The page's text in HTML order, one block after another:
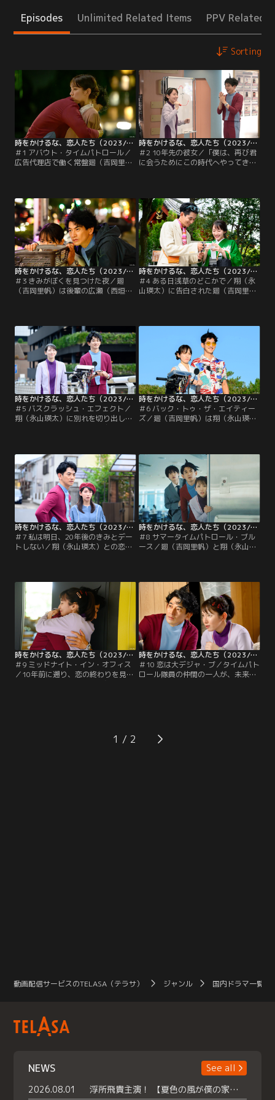
Episodes Unlimited Related Items PPV Related
Sorting
時をかけるな、恋人たち（2023/10/10放送分）第01話
＃1 アバウト・タイムパトロール／
広告代理店で働く常盤廻（吉岡里
いていた後輩・広瀬航（西垣匠）に
も思いを告げられず、ヤケ酒で
涙…。そんな廻が、未来からやって
きたタイムパトロール隊員・井浦翔
（永山瑛太）と出会い、特命を受け
て一緒に…。
時をかけるな、恋人たち（2023/10/17放送分）第02話
＃2 10年先の彼女／「僕は、再び君
に会うためにこの時代へやってき
ため廻の記憶を消したことを打ち明
ける。感極まる翔だったが、まった
く身に覚えがない廻はそんな翔を軽
くあしらう。一方で、次の違法トラ
ベラーが発見される。
時をかけるな、恋人たち（2023/10/24放送分）第03話
＃3 きみがぼくを見つけた夜／廻
（吉岡里帆）は後輩の広瀬（西垣
気持ちを聞かなかったことにする。
すると翌日、偶然初恋相手の諸星
（ニシダ・ラランド）と再会した
廻。諸星も廻が初恋だったといい、
食事に誘われた廻は急なモテ期に戸
惑う。
時をかけるな、恋人たち（2023/10/31放送分）第04話
＃4 ある日浅草のどこかで／翔（永
山瑛太）に告白された廻（吉岡里
いる自分に気づく。そんななか、池
浦トシ（田村健太郎）という長期滞
在の違法タイムトラベラーが発見さ
れる。令和で注目度急上昇中のお笑
いコンビを…。
時をかけるな、恋人たち（2023/11/07放送分）第05話
＃5 バスクラッシュ・エフェクト／
翔（永山瑛太）に別れを切り出した
廻（吉岡里帆）のもとに、広瀬（西
になれない。一方、翔も2人で生き
ていく方法を模索するが、廻は翔の
言葉に耳を貸そうとしない。パトロ
ール基地には30年後からやってきた
初老の男性・矢野健也（今野浩喜）
が連行されてくる。
時をかけるな、恋人たち（2023/11/14放送分）第06話
＃6 バック・トゥ・ザ・エイティー
ズ／廻（吉岡里帆）は翔（永山瑛
2人は80年代を満喫して大はしゃ
ぎ。するとそこへ、天野（伊藤万理
華）が怒鳴り込んできて2023年に帰
ろうと促す。探していた答えを見つ
けられないまま帰るわけにはいかな
い2人が…。
時をかけるな、恋人たち（2023/11/21放送分）第07話
＃7 私は明日、20年後のきみとデー
トしない／翔（永山瑛太）との恋の
ないかと考える。そこで、確証を得
るため2003年に向かった2人は、初
恋相手の諸星（柊木陽太）にラブレ
ターを渡せず泣いている小学生の廻
（稲垣来泉）の元へ。
時をかけるな、恋人たち（2023/11/28放送分）第08話
＃8 サマータイムパトロール・ブル
ース／廻（吉岡里帆）と翔（永山瑛
まで猶予を稼げば2人が一緒になれ
るかもしれないと語る。そのために
は、時間犯罪者を捕まえて昇進する
ことが急務。
時をかけるな、恋人たち（2023/12/05放送分）第09話
＃9 ミッドナイト・イン・オフィス
／10年前に遡り、恋の終わりを見届
り、呼び戻されてしまう。ところが
お咎めはなく、廻の会社の上司であ
時をかけるな、恋人たち（2023/12/12放送分）第10話
＃10 恋は大デジャ・ブ／タイムパト
ロール隊員の仲間の一人が、未来の
ぼすで代用することが決まり、すべ
て作り直すことに。すると廻は、以
1
動画配信サービスのTELASA（テラサ） ジャンル 国内ドラマ一覧（
NEWS
See all
2026.08.01
浮所飛貴主演！ 【夏色の風が僕の家にやってきた】 本日よりテラサで独占配信スタート！